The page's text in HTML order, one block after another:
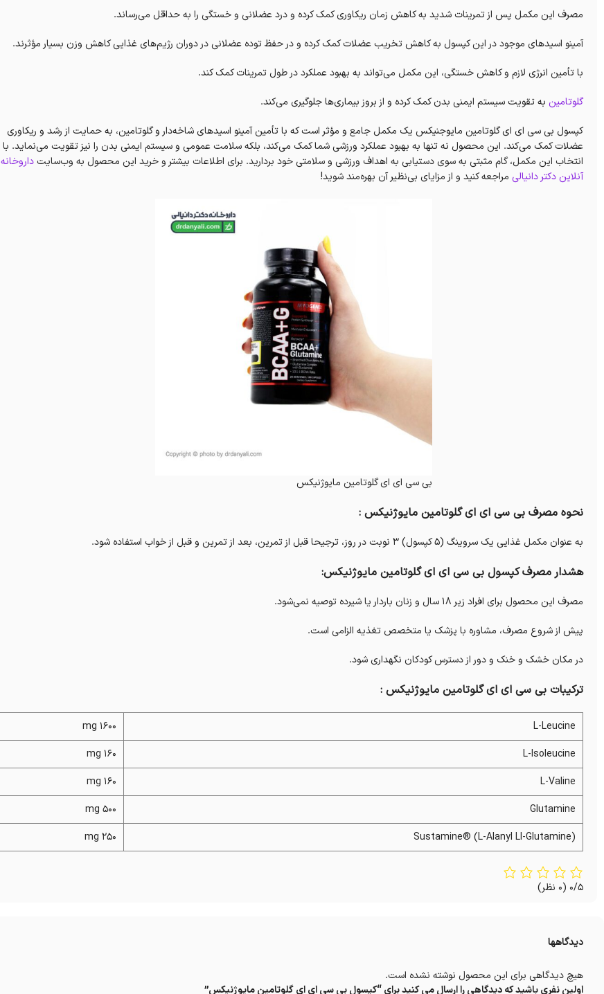
مصرف این مکمل پس از تمرینات شدید به کاهش زمان ریکاوری کمک کرده و درد عضلانی و خستگی را به حداقل می‌رساند.
آمینو اسیدهای موجود در این کپسول به کاهش تخریب عضلات کمک کرده و در حفظ توده عضلانی در دوران رژیم‌های غذایی کاهش وزن بسیار مؤثرند.
با تأمین انرژی لازم و کاهش خستگی، این مکمل می‌تواند به بهبود عملکرد در طول تمرینات کمک کند.
گلوتامین به تقویت سیستم ایمنی بدن کمک کرده و از بروز بیماری‌ها جلوگیری می‌کند.
کپسول بی سی ای ای گلوتامین مایوجنیکس یک مکمل جامع و مؤثر است که با تأمین آمینو اسیدهای شاخه‌دار و گلوتامین، به حمایت از رشد و ریکاوری
عضلات کمک می‌کند. این محصول نه تنها به بهبود عملکرد ورزشی شما کمک می‌کند، بلکه سلامت عمومی و سیستم ایمنی بدن را نیز تقویت می‌نماید. با
انتخاب این مکمل، گام مثبتی به سوی دستیابی به اهداف ورزشی و سلامتی خود بردارید. برای اطلاعات بیشتر و خرید این محصول به وب‌سایتداروخانه
آنلاین دکتر دانیالی مراجعه کنید و از مزایای بی‌نظیر آن بهره‌مند شوید!
بی سی ای ای گلوتامین مایوژنیکس
نحوه مصرف بی سی ای ای گلوتامین مایوژنیکس :
به عنوان مکمل غذایی یک سروینگ (5 کپسول) 3 نوبت در روز، ترجیحا قبل از تمرین، بعد از تمرین و قبل از خواب استفاده شود.
هشدار مصرف کپسول بی سی ای ای گلوتامین مایوژنیکس:
مصرف این محصول برای افراد زیر 18 سال و زنان باردار یا شیرده توصیه نمی‌شود.
پیش از شروع مصرف، مشاوره با پزشک یا متخصص تغذیه الزامی است.
در مکان خشک و خنک و دور از دسترس کودکان نگهداری شود.
ترکیبات بی سی ای ای گلوتامین مایوژنیکس :
L-Leucine
1600 mg
L-Isoleucine
160 mg
L-Valine
160 mg
Glutamine
500 mg
Sustamine® (L-Alanyl Ll-Glutamine)
250 mg
0/5 (0 نظر)
دیدگاهها
هیچ دیدگاهی برای این محصول نوشته نشده است.
اولین نفری باشید که دیدگاهی را ارسال می کنید برای “کپسول بی سی ای ای گلوتامین مایوژنیکس”